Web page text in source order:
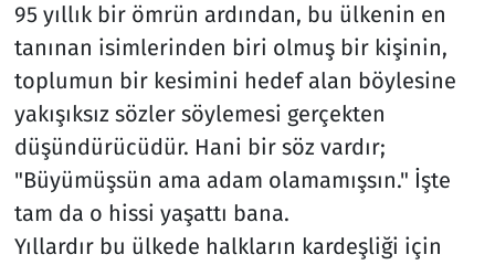
95 yıllık bir ömrün ardından, bu ülkenin en
tanınan isimlerinden biri olmuş bir kişinin,
toplumun bir kesimini hedef alan böylesine
yakışıksız sözler söylemesi gerçekten
düşündürücüdür. Hani bir söz vardır;
"Büyümüşsün ama adam olamamışsın." İşte
tam da o hissi yaşattı bana.
Yıllardır bu ülkede halkların kardeşliği için